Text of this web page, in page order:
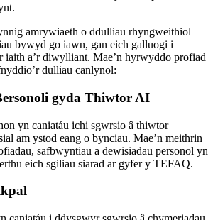
amrywiaeth o ddulliau rhyngweithiol
bywyd go iawn, gan eich galluogi i
a’r diwylliant. Mae’n hyrwyddo profiad
dulliau canlynol:
gyda Thiwtor AI
yn caniatáu ichi sgwrsio â thiwtor
am ystod eang o bynciau. Mae’n meithrin
safbwyntiau a dewisiadau personol yn
eich sgiliau siarad ar gyfer y TEFAQ.